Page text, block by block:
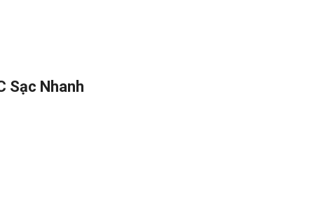
Sạc Nhanh